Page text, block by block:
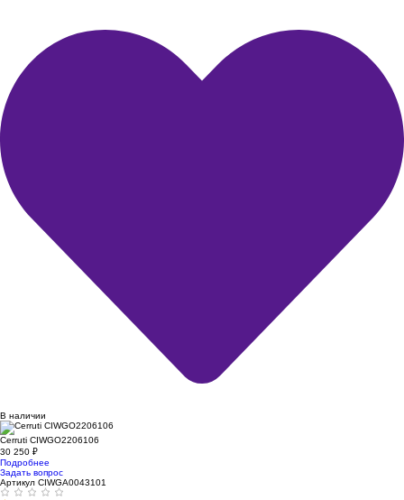
В наличии
Cerruti CIWGO2206106
30 250 ₽
Подробнее
Задать вопрос
Артикул CIWGA0043101